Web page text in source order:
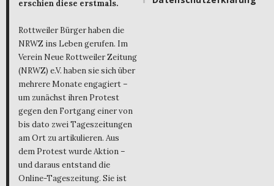
erschien diese erstmals.
Rottweiler Bürger haben die
NRWZ ins Leben gerufen. Im
Verein Neue Rottweiler Zeitung
(NRWZ) e.V. haben sie sich über
mehrere Monate engagiert –
um zunächst ihren Protest
gegen den Fortgang einer von
bis dato zwei Tageszeitungen
am Ort zu artikulieren. Aus
dem Protest wurde Aktion –
und daraus entstand die
Online-Tageszeitung. Sie ist